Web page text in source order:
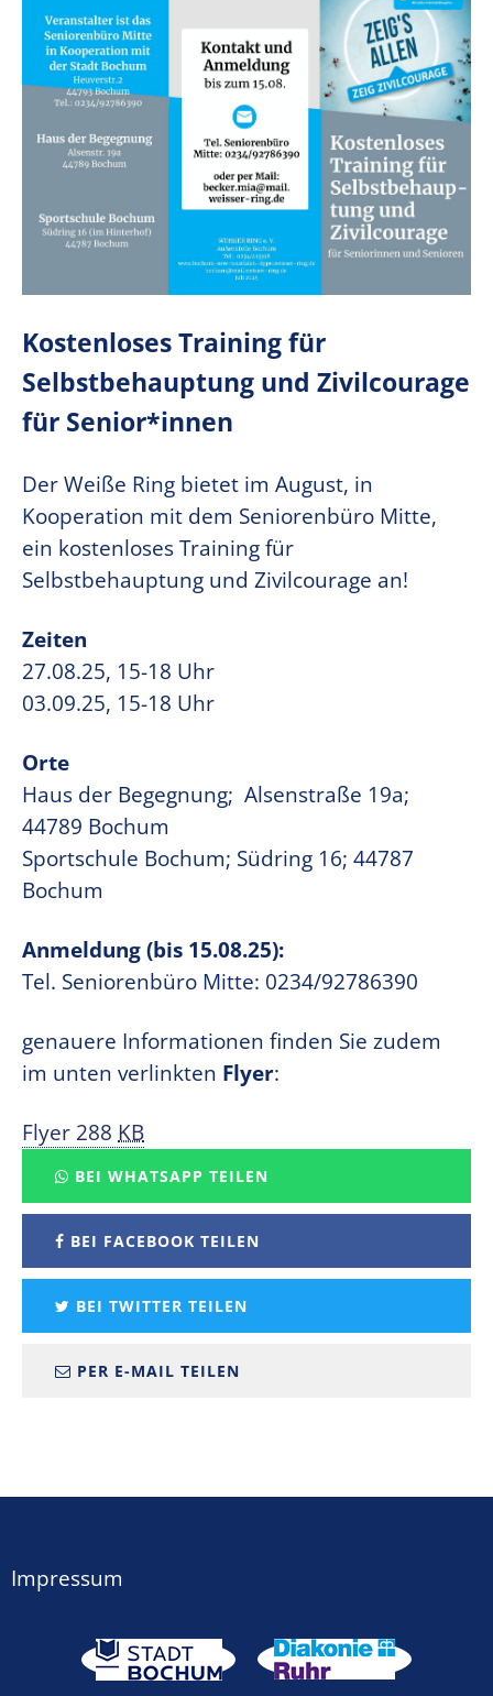
Kostenloses Training für
Selbstbehauptung und Zivilcourage
für Senior*innen
Der Weiße Ring bietet im August, in
Kooperation mit dem Seniorenbüro Mitte,
ein kostenloses Training für
Selbstbehauptung und Zivilcourage an!
Zeiten
27.08.25, 15-18 Uhr
03.09.25, 15-18 Uhr
Orte
Haus der Begegnung; Alsenstraße 19a;
44789 Bochum
Sportschule Bochum; Südring 16; 44787
Bochum
Anmeldung (bis 15.08.25):
Tel. Seniorenbüro Mitte: 0234/92786390
genauere Informationen finden Sie zudem
im unten verlinkten Flyer:
Flyer 288 KB
BEI WHATSAPP TEILEN
BEI FACEBOOK TEILEN
BEI TWITTER TEILEN
PER E-MAIL TEILEN
Impressum